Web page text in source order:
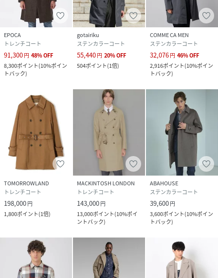
EPOCA
トレンチコート
91,300円 48%OFF
8,300ポイント(10%ポイン
トバック)
gotairiku
ステンカラーコート
55,440円 20%OFF
504ポイント(1倍)
COMME CA MEN
ステンカラーコート
32,076円 46%OFF
2,916ポイント(10%ポイン
トバック)
TOMORROWLAND
トレンチコート
198,000円
1,800ポイント(1倍)
MACKINTOSH LONDON
トレンチコート
143,000円
13,000ポイント(10%ポイ
ントバック)
ABAHOUSE
ステンカラーコート
39,600円
3,600ポイント(10%ポイン
トバック)